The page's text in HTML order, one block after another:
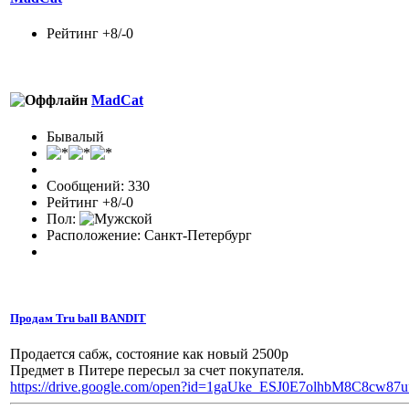
Рейтинг +8/-0
MadCat
Бывалый
Сообщений: 330
Рейтинг +8/-0
Пол:
Расположение: Санкт-Петербург
Продам Tru ball BANDIT
Продается сабж, состояние как новый 2500р
Предмет в Питере пересыл за счет покупателя.
https://drive.google.com/